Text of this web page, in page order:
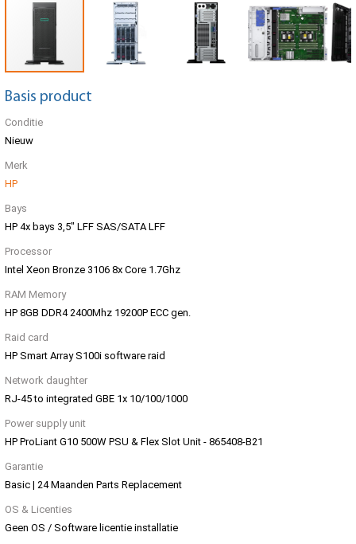
Basis product
Conditie
Nieuw
Merk
HP
Bays
HP 4x bays 3,5" LFF SAS/SATA LFF
Processor
Intel Xeon Bronze 3106 8x Core 1.7Ghz
RAM Memory
HP 8GB DDR4 2400Mhz 19200P ECC gen.
Raid card
HP Smart Array S100i software raid
Network daughter
RJ-45 to integrated GBE 1x 10/100/1000
Power supply unit
HP ProLiant G10 500W PSU & Flex Slot Unit - 865408-B21
Garantie
Basic | 24 Maanden Parts Replacement
OS & Licenties
Geen OS / Software licentie installatie